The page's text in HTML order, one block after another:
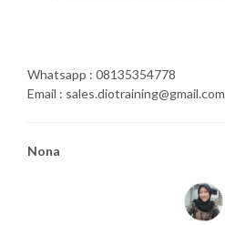
Whatsapp : 08135354778
Email : sales.diotraining@gmail.com
Nona